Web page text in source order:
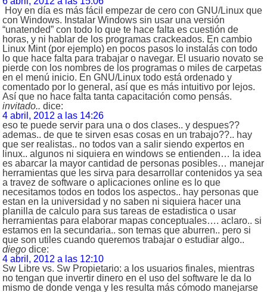
Hoy en día es más fácil empezar de cero con GNU/Linux que
con Windows. Instalar Windows sin usar una versión
“unatended” con todo lo que te hace falta es cuestión de
horas, y ni hablar de los programas crackeados. En cambio
Linux Mint (por ejemplo) en pocos pasos lo instalás con todo
lo que hace falta para trabajar o navegar. El usuario novato se
pierde con los nombres de los programas o miles de carpetas
en el menú inicio. En GNU/Linux todo está ordenado y
comentado por lo general, así que es más intuitivo por lejos.
Así que no hace falta tanta capacitación como pensás.
invitado.. dice:
4 abril, 2012 a las 14:26
eso te puede servir para una o dos clases.. y despues??
ademas.. de que te sirven esas cosas en un trabajo??.. hay
que ser realistas.. no todos van a salir siendo expertos en
linux.. algunos ni siquiera en windows se entienden… la idea
es abarcar la mayor cantidad de personas posibles… manejar
herramientas que les sirva para desarrollar contenidos ya sea
a travez de software o aplicaciones online es lo que
necesitamos todos en todos los aspectos.. hay personas que
estan en la universidad y no saben ni siquiera hacer una
planilla de calculo para sus tareas de estadistica o usar
herramientas para elaborar mapas conceptuales…. aclaro.. si
estamos en la secundaria.. son temas que aburren.. pero si
que son utiles cuando queremos trabajar o estudiar algo..
diego dice:
4 abril, 2012 a las 12:10
Sw Libre vs. Sw Propietario: a los usuarios finales, mientras
no tengan que invertir dinero en el uso del software le da lo
mismo de donde venga y les resulta más cómodo manejarse